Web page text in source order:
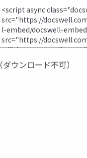
（ダウンロード不可）